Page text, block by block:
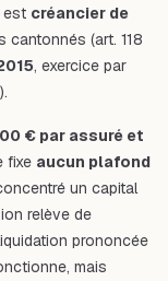
est créancier de
cantonnés (art. 118
, exercice par
€ par assuré et
fixe aucun plafond
un capital
relève de
prononcée
mais